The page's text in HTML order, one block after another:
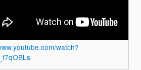
watch?